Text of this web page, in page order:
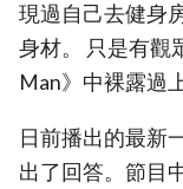
現過自己去健身
身材。 只是有觀
Man》中裸露過
日前播出的最新
出了回答。節目